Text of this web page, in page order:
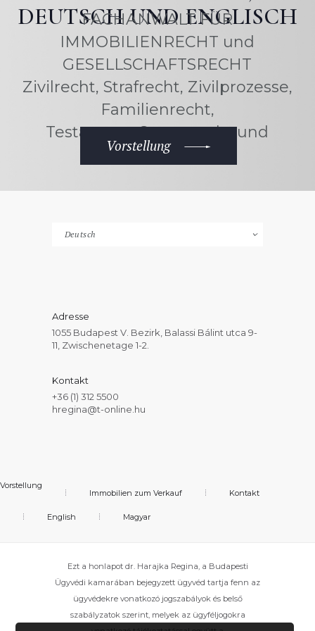
DEUTSCH UND ENGLISCH
FACHANWALT FÜR
IMMOBILIENRECHT und
GESELLSCHAFTSRECHT
Zivilrecht, Strafrecht, Zivilprozesse,
Familienrecht,
Testament, Steuerrecht und
Medienrecht.
Vorstellung
Sprache
Adresse
1055 Budapest V. Bezirk, Balassi Bálint utca 9-
11, Zwischenetage 1-2.
Kontakt
+36 (1) 312 5500
hregina@t-online.hu
Vorstellung
Immobilien zum Verkauf Kontakt
English Magyar
Ezt a honlapot dr. Harajka Regina, a Budapesti
Ügyvédi kamarában bejegyzett ügyvéd tartja fenn az
ügyvédekre vonatkozó jogszabályok és belső
szabályzatok szerint, melyek az ügyféljogokra